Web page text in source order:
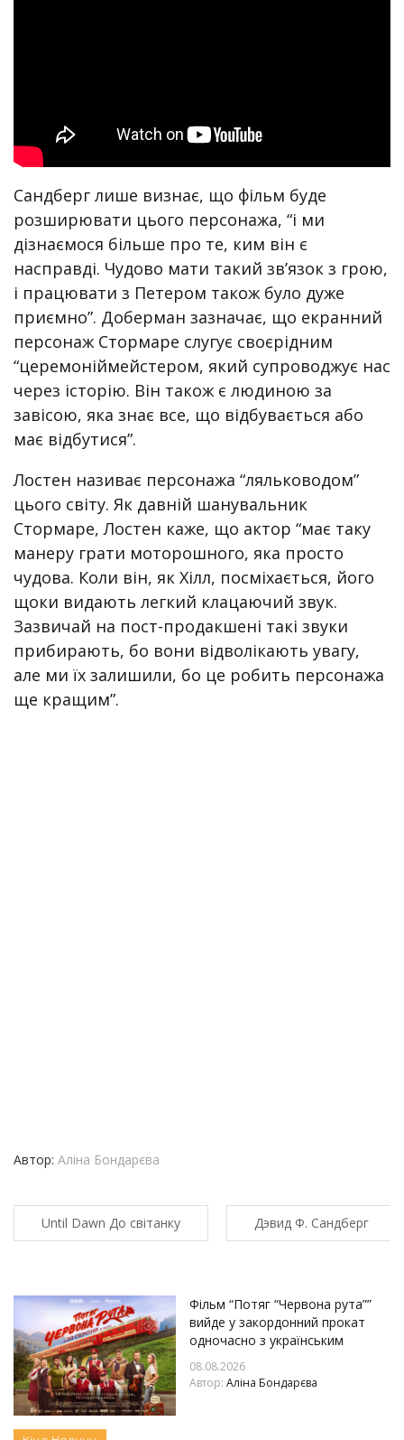
Сандберг лише визнає, що фільм буде
розширювати цього персонажа, “і ми
дізнаємося більше про те, ким він є
насправді. Чудово мати такий зв’язок з грою,
і працювати з Петером також було дуже
приємно”. Доберман зазначає, що екранний
персонаж Стормаре слугує своєрідним
“церемоніймейстером, який супроводжує нас
через історію. Він також є людиною за
завісою, яка знає все, що відбувається або
має відбутися”.
Лостен називає персонажа “ляльководом”
цього світу. Як давній шанувальник
Стормаре, Лостен каже, що актор “має таку
манеру грати моторошного, яка просто
чудова. Коли він, як Хілл, посміхається, його
щоки видають легкий клацаючий звук.
Зазвичай на пост-продакшені такі звуки
прибирають, бо вони відволікають увагу,
але ми їх залишили, бо це робить персонажа
ще кращим”.
Автор: Аліна Бондарєва
Until Dawn До світанку Дэвид Ф. Сандберг
Фільм “Потяг “Червона рута””
вийде у закордонний прокат
одночасно з українським
08.08.2026
Автор: Аліна Бондарєва